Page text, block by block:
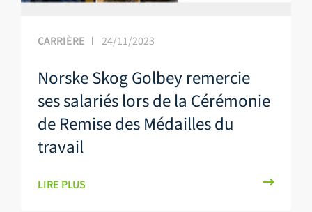
CARRIÈRE 24/11/2023
Norske Skog Golbey remercie
ses salariés lors de la Cérémonie
de Remise des Médailles du
travail
LIRE PLUS